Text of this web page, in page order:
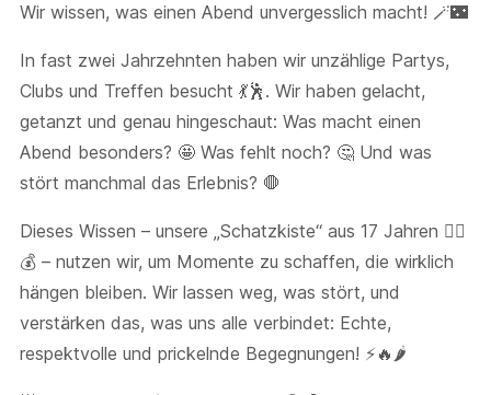
Wir wissen, was einen Abend unvergesslich macht! 🪄🌃
In fast zwei Jahrzehnten haben wir unzählige Partys,
Clubs und Treffen besucht 💃🕺. Wir haben gelacht,
getanzt und genau hingeschaut: Was macht einen
Abend besonders? 🤩 Was fehlt noch? 🤔 Und was
stört manchmal das Erlebnis? 🛑
Dieses Wissen – unsere „Schatzkiste“ aus 17 Jahren 🏴‍☠️
💰 – nutzen wir, um Momente zu schaffen, die wirklich
hängen bleiben. Wir lassen weg, was stört, und
verstärken das, was uns alle verbindet: Echte,
respektvolle und prickelnde Begegnungen! ⚡🔥🌶️